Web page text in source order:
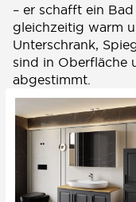
– er schafft ein
gleichzeitig warm
Unterschrank,
sind in Oberfläche
abgestimmt.